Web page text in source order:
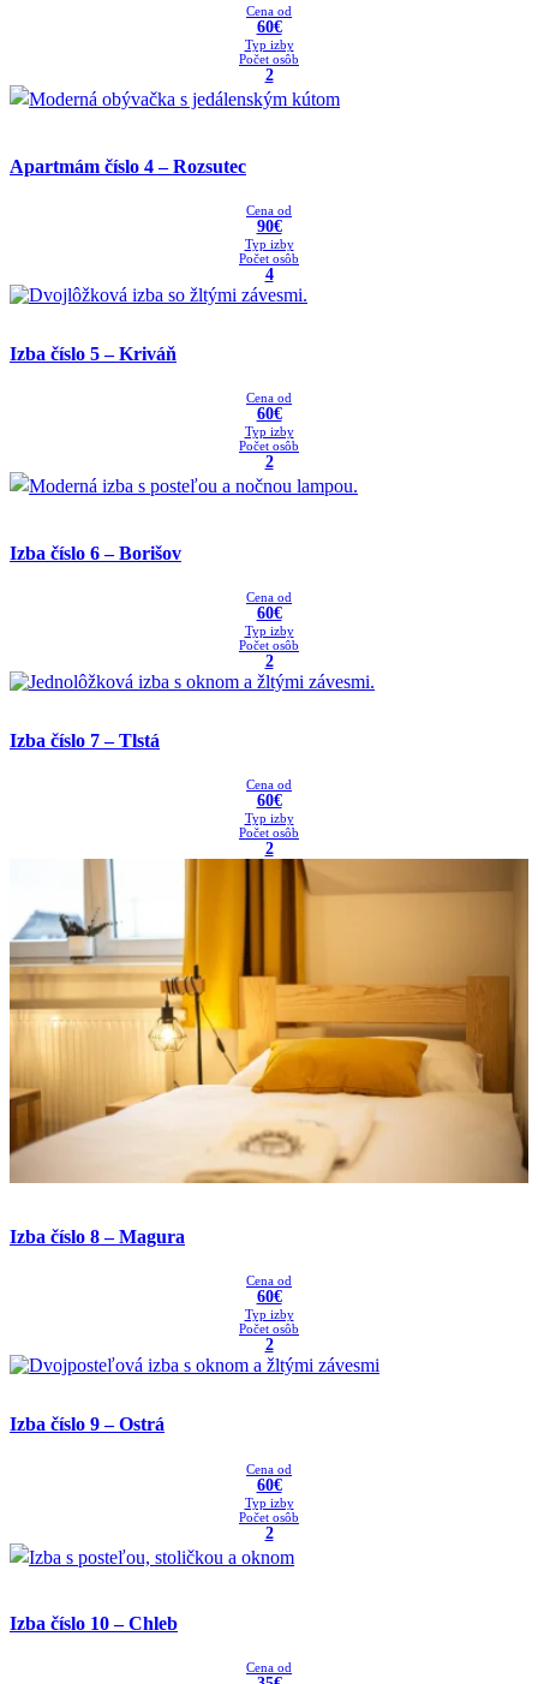
Cena od
60€
Typ izby
Počet osôb
2
Apartmám číslo 4 – Rozsutec
Cena od
90€
Typ izby
Počet osôb
4
Izba číslo 5 – Kriváň
Cena od
60€
Typ izby
Počet osôb
2
Izba číslo 6 – Borišov
Cena od
60€
Typ izby
Počet osôb
2
Izba číslo 7 – Tlstá
Cena od
60€
Typ izby
Počet osôb
2
Izba číslo 8 – Magura
Cena od
60€
Typ izby
Počet osôb
2
Izba číslo 9 – Ostrá
Cena od
60€
Typ izby
Počet osôb
2
Izba číslo 10 – Chleb
Cena od